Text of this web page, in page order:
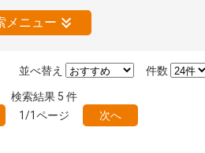
メニュー
り込みの解除
件数
並べ替え
検索結果 5 件
1/1ページ 次へ